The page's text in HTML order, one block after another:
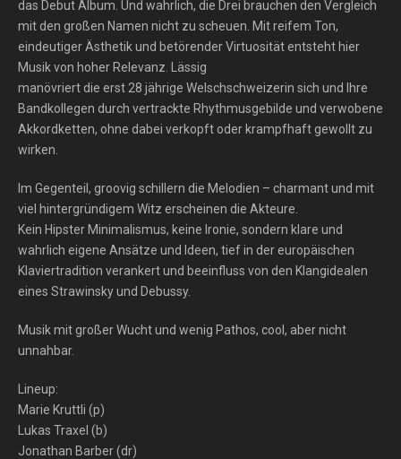
das Debut Album. Und wahrlich, die Drei brauchen den Vergleich
mit den großen Namen nicht zu scheuen. Mit reifem Ton,
eindeutiger Ästhetik und betörender Virtuosität entsteht hier
Musik von hoher Relevanz. Lässig
manövriert die erst 28 jährige Welschschweizerin sich und Ihre
Bandkollegen durch vertrackte Rhythmusgebilde und verwobene
Akkordketten, ohne dabei verkopft oder krampfhaft gewollt zu
wirken.
Im Gegenteil, groovig schillern die Melodien – charmant und mit
viel hintergründigem Witz erscheinen die Akteure.
Kein Hipster Minimalismus, keine Ironie, sondern klare und
wahrlich eigene Ansätze und Ideen, tief in der europäischen
Klaviertradition verankert und beeinfluss von den Klangidealen
eines Strawinsky und Debussy.
Musik mit großer Wucht und wenig Pathos, cool, aber nicht
unnahbar.
Lineup:
Marie Kruttli (p)
Lukas Traxel (b)
Jonathan Barber (dr)